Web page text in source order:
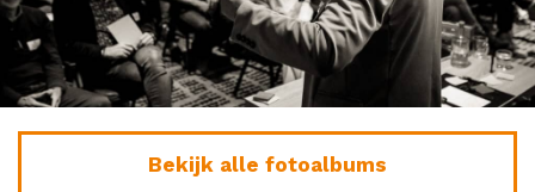
Bekijk alle fotoalbums